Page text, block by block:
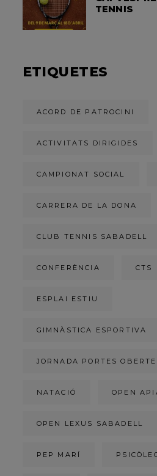
TENNIS
ETIQUETES
ACORD DE PATROCINI
ACTIVITATS DIRIGIDES
CAMPIONAT SOCIAL
CARRERA DE LA DONA
CLUB TENNIS SABADELL
CONFERÈNCIA CTS
ESPLAI ESTIU
GIMNÀSTICA ESPORTIVA
JORNADA PORTES
NATACIÓ OPEN
OPEN LEXUS SABADELL
PEP MARÍ